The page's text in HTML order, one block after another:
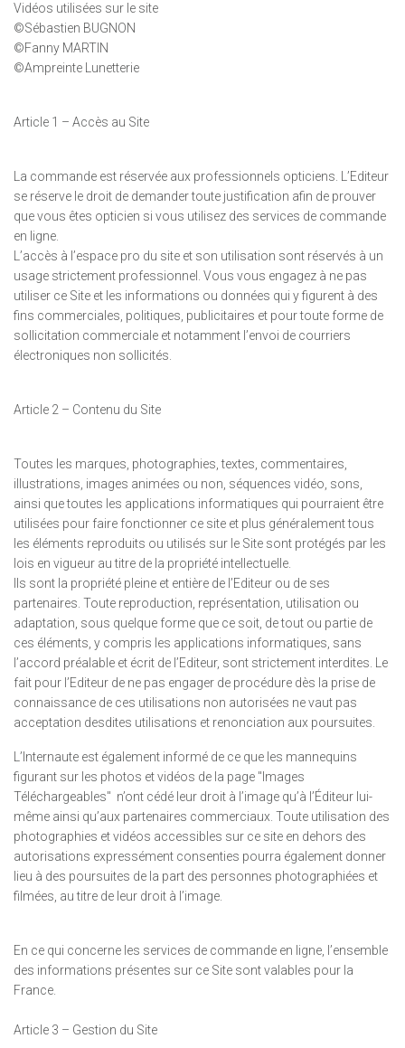
Vidéos utilisées sur le site
©Sébastien BUGNON
©Fanny MARTIN
©Ampreinte Lunetterie
Article 1 – Accès au Site
La commande est réservée aux professionnels opticiens. L’Editeur
se réserve le droit de demander toute justification afin de prouver
que vous êtes opticien si vous utilisez des services de commande
en ligne.
L’accès à l’espace pro du site et son utilisation sont réservés à un
usage strictement professionnel. Vous vous engagez à ne pas
utiliser ce Site et les informations ou données qui y figurent à des
fins commerciales, politiques, publicitaires et pour toute forme de
sollicitation commerciale et notamment l’envoi de courriers
électroniques non sollicités.
Article 2 – Contenu du Site
Toutes les marques, photographies, textes, commentaires,
illustrations, images animées ou non, séquences vidéo, sons,
ainsi que toutes les applications informatiques qui pourraient être
utilisées pour faire fonctionner ce site et plus généralement tous
les éléments reproduits ou utilisés sur le Site sont protégés par les
lois en vigueur au titre de la propriété intellectuelle.
Ils sont la propriété pleine et entière de l’Editeur ou de ses
partenaires. Toute reproduction, représentation, utilisation ou
adaptation, sous quelque forme que ce soit, de tout ou partie de
ces éléments, y compris les applications informatiques, sans
l’accord préalable et écrit de l’Editeur, sont strictement interdites. Le
fait pour l’Editeur de ne pas engager de procédure dès la prise de
connaissance de ces utilisations non autorisées ne vaut pas
acceptation desdites utilisations et renonciation aux poursuites.
L’Internaute est également informé de ce que les mannequins
figurant sur les photos et vidéos de la page "Images
Téléchargeables" n’ont cédé leur droit à l’image qu’à l’Éditeur lui-
même ainsi qu’aux partenaires commerciaux. Toute utilisation des
photographies et vidéos accessibles sur ce site en dehors des
autorisations expressément consenties pourra également donner
lieu à des poursuites de la part des personnes photographiées et
filmées, au titre de leur droit à l’image.
En ce qui concerne les services de commande en ligne, l’ensemble
des informations présentes sur ce Site sont valables pour la
France.
Article 3 – Gestion du Site